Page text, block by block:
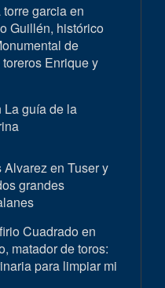
garcia en
Guillén, histórico
de
Enrique y
La guía de la
Alvarez en Tuser y
grandes
Cuadrado en
matador de toros:
para limpiar mi